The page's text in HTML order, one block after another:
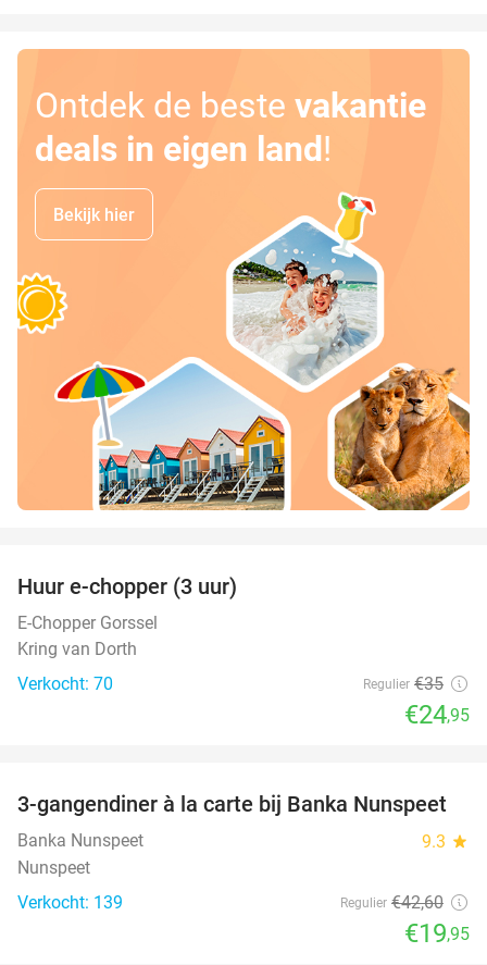
Ontdek de beste vakantie
deals in eigen land!
Bekijk hier
Huur e-chopper (3 uur)
E-Chopper Gorssel
Kring van Dorth
Verkocht: 70
Regulier €35
€24,95
53%
3-gangendiner à la carte bij Banka Nunspeet
Banka Nunspeet 9.3 star
Nunspeet
Verkocht: 139
Regulier €42,60
€19,95